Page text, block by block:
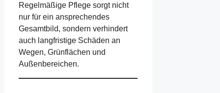
Regelmäßige Pflege sorgt nicht
nur für ein ansprechendes
Gesamtbild, sondern verhindert
auch langfristige Schäden an
Wegen, Grünflächen und
Außenbereichen.